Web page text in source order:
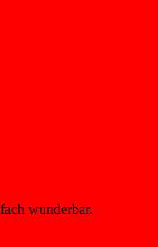
wunderbar.